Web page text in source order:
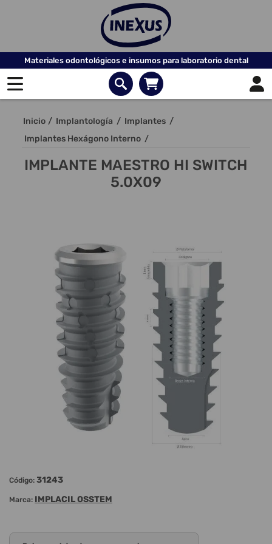
Materiales odontológicos e insumos para laboratorio dental
Inicio / Implantología / Implantes /
Implantes Hexágono Interno /
IMPLANTE MAESTRO HI SWITCH
5.0X09
Código: 31243
Marca: IMPLACIL OSSTEM